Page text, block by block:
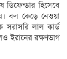
ডিফেন্ডার হিসেবে
বল কেড়ে নেওয়া
সরাসরি লাল কার্ড
ইরানের রক্ষণভাগ